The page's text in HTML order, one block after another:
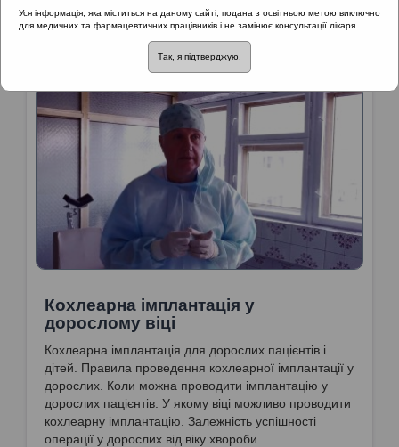
Рубрика:
10 Хвороби вуха та соскоподібного відростка
Кохлеарна імплантація у
дорослому віці
Кохлеарна імплантація для дорослих пацієнтів і
дітей. Правила проведення кохлеарної імплантації у
дорослих. Коли можна проводити імплантацію у
дорослих пацієнтів. У якому віці можливо проводити
кохлеарну імплантацію. Залежність успішності
операції у дорослих від віку хвороби.
Уся інформація, яка міститься на даному сайті, подана з освітньою метою виключно
для медичних та фармацевтичних працівників і не замінює консультації лікаря.
Так, я підтверджую.